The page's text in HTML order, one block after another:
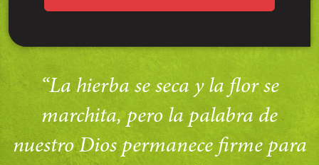
“La hierba se seca y la flor se
marchita, pero la palabra de
nuestro Dios permanece firme para